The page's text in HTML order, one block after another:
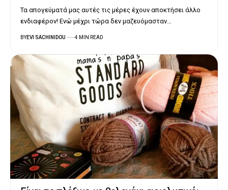
Τα απογεύματά μας αυτές τις μέρες έχουν αποκτήσει άλλο
ενδιαφέρον! Ενώ μέχρι τώρα δεν μαζευόμασταν…
BYEVI SACHINIDOU 4 MIN READ